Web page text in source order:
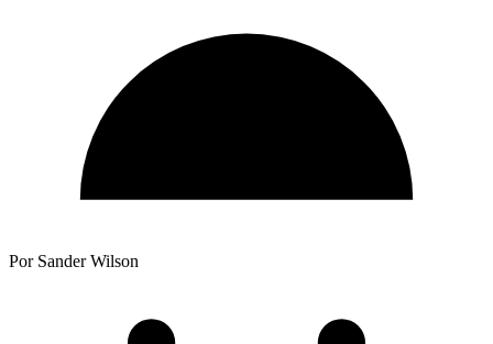
Por Sander Wilson